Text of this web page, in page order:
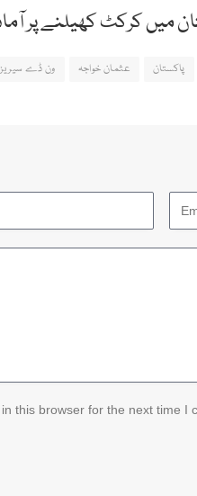
میں کرکٹ کھیلنے پر
پاکستان عثمان خواجہ ون ڈے سیریز
this browser for the next time I